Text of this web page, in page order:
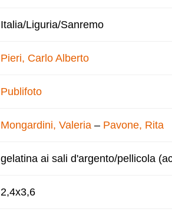
Italia/Liguria/Sanremo
Pieri, Carlo Alberto
Publifoto
Mongardini, Valeria – Pavone, Rita
gelatina ai sali d'argento/pellicola
2,4x3,6